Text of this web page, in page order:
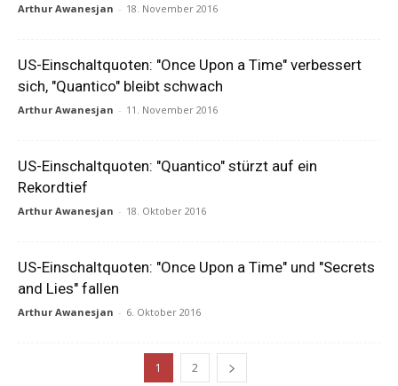
Arthur Awanesjan - 18. November 2016
US-Einschaltquoten: "Once Upon a Time" verbessert
sich, "Quantico" bleibt schwach
Arthur Awanesjan - 11. November 2016
US-Einschaltquoten: "Quantico" stürzt auf ein
Rekordtief
Arthur Awanesjan - 18. Oktober 2016
US-Einschaltquoten: "Once Upon a Time" und "Secrets
and Lies" fallen
Arthur Awanesjan - 6. Oktober 2016
1 2